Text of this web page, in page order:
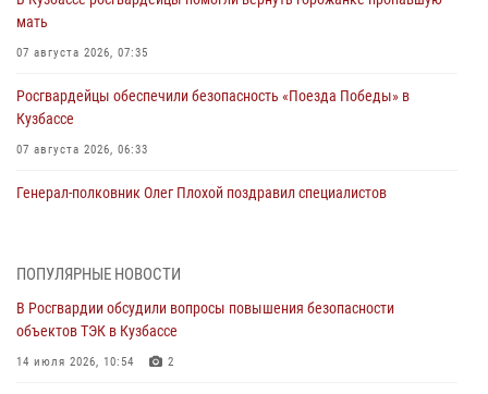
мать
07 августа 2026, 07:35
Росгвардейцы обеспечили безопасность «Поезда Победы» в
Кузбассе
07 августа 2026, 06:33
Генерал-полковник Олег Плохой поздравил специалистов
07 августа 2026, 05:32
С 1 сентября 2026 года вступает в силу новый федеральный закон о
частной охранной деятельности
06 августа 2026, 10:19
ПОПУЛЯРНЫЕ НОВОСТИ
В Росгвардии обсудили вопросы повышения безопасности
объектов ТЭК в Кузбассе
14 июля 2026, 10:54 2